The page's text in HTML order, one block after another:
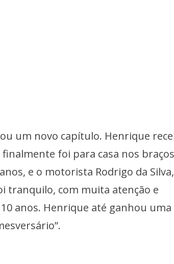
um novo capítulo. Henrique
foi para casa nos
e o motorista Rodrigo da
tranquilo, com muita atenção e
anos. Henrique até ganhou uma